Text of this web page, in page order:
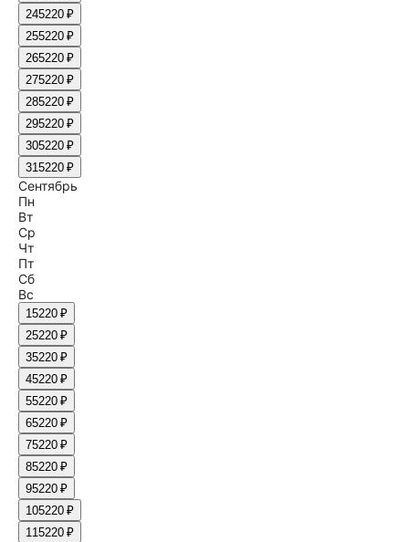
245220 ₽
255220 ₽
265220 ₽
275220 ₽
285220 ₽
295220 ₽
305220 ₽
315220 ₽
Сентябрь
Пн
Вт
Ср
Чт
Пт
Сб
Вс
15220 ₽
25220 ₽
35220 ₽
45220 ₽
55220 ₽
65220 ₽
75220 ₽
85220 ₽
95220 ₽
105220 ₽
115220 ₽